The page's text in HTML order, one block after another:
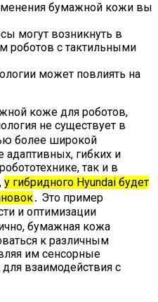
бумажной кожи вы
могут возникнуть в
роботов с тактильными
может повлиять на
коже для роботов,
не существует в
более широкой
адаптивных, гибких и
так и в
у гибридного Hyundai будет
․ Это пример
и оптимизации
бумажная кожа
к различным
им сенсорные
взаимодействия с